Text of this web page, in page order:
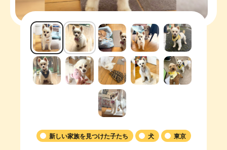
新しい家族を見つけた子たち 犬 東京